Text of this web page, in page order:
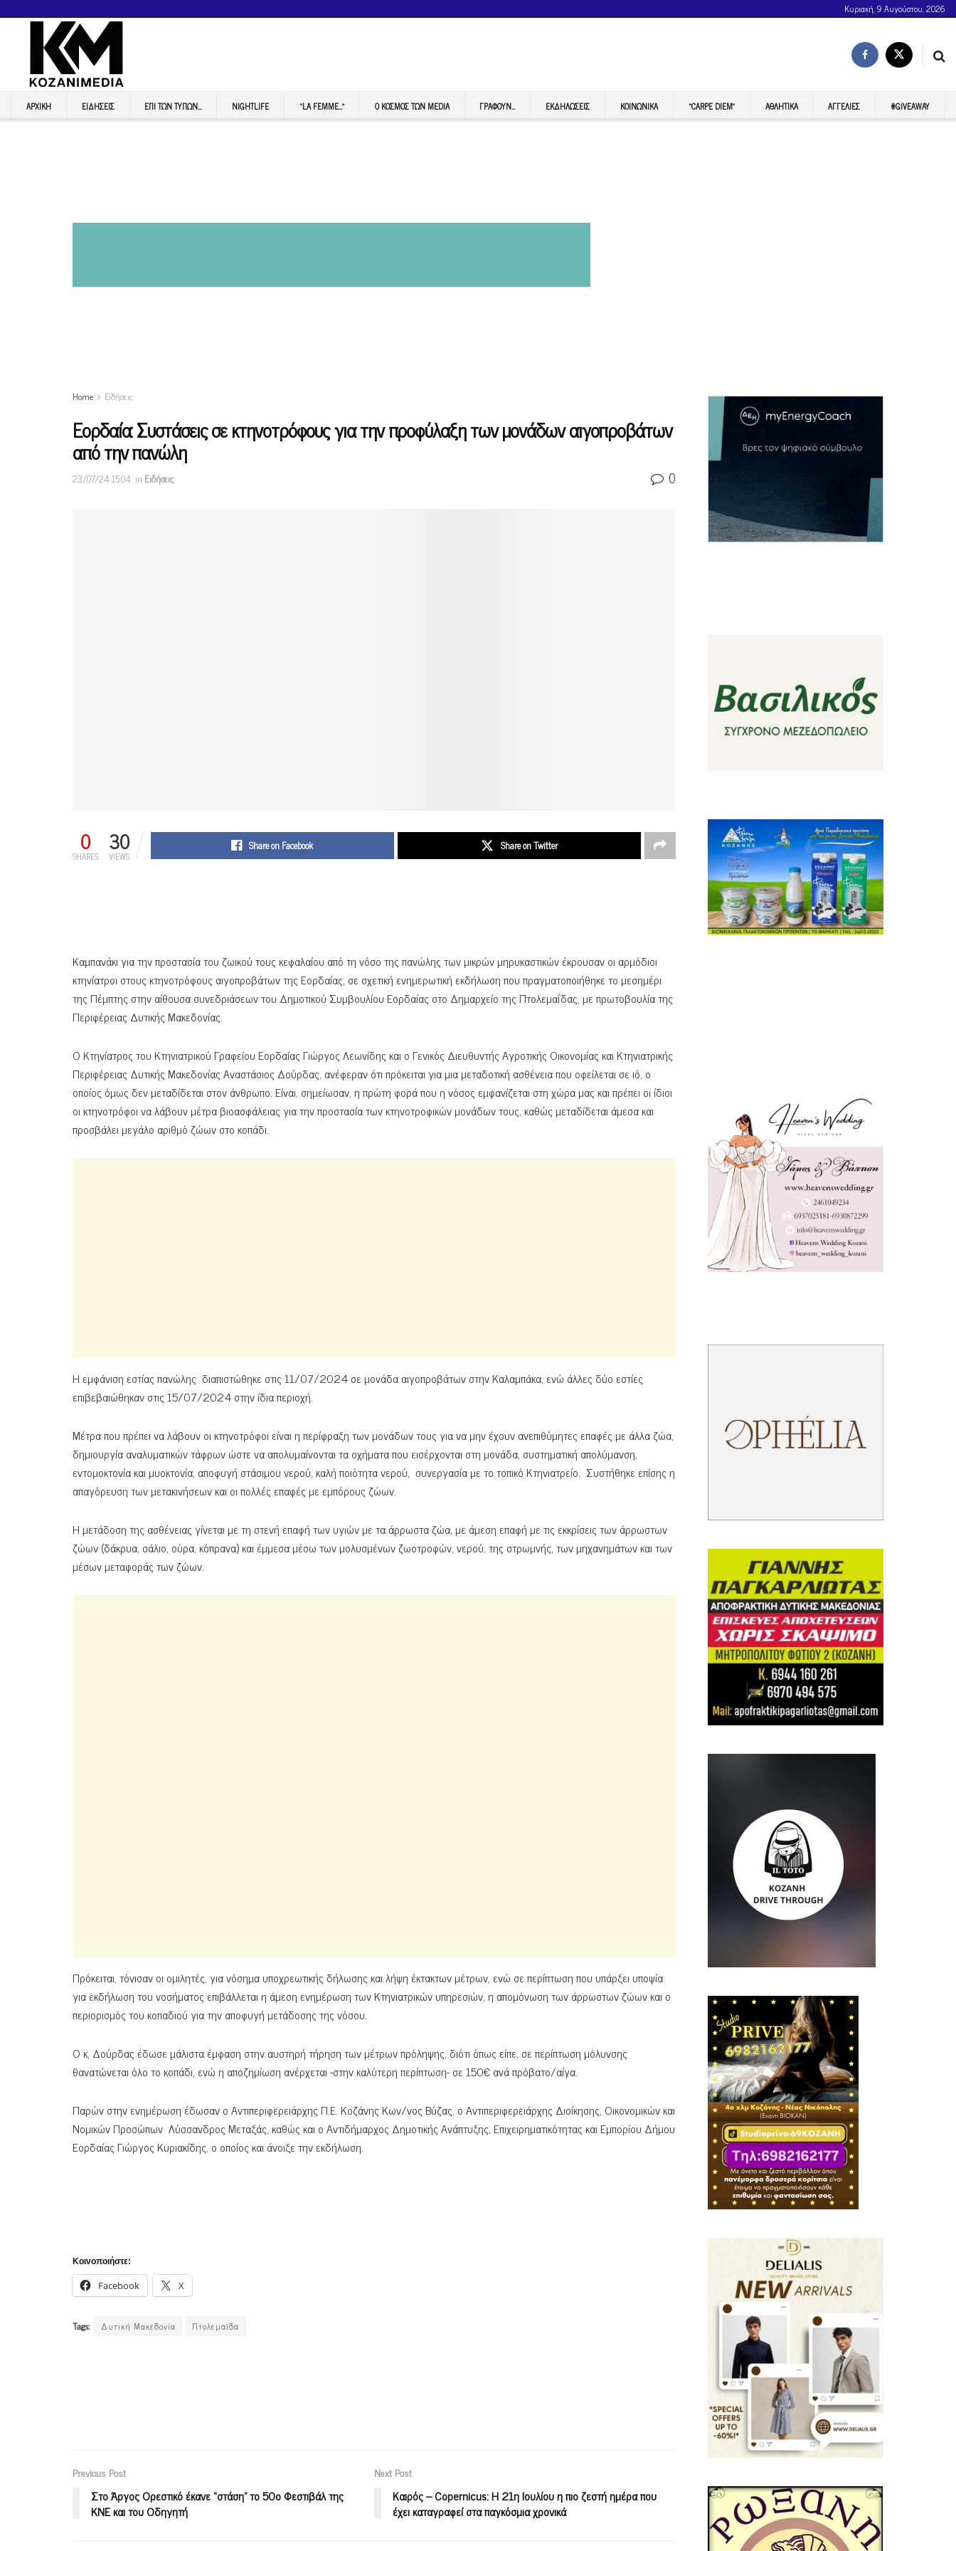
Κυριακή, 9 Αυγούστου, 2026
ΑΡΧΙΚΉ ΕΙΔΉΣΕΙΣ ΕΠI ΤΩΝ ΤΥΠΩΝ… NIGHTLIFE “LA FEMME…” Ο ΚΟΣΜΟΣ ΤΩΝ MEDIA ΓΡΆΦΟΥΝ… ΕΚΔΗΛΏΣΕΙΣ ΚΟΙΝΩΝΙΚΆ “CARPE DIEM” ΑΘΛΗΤΙΚΆ ΑΓΓΕΛΊΕΣ #GIVEAWAY
Home Ειδήσεις
Εορδαία: Συστάσεις σε κτηνοτρόφους για την προφύλαξη των μονάδων αιγοπροβάτων
από την πανώλη
23/07/24 15:04 in Ειδήσεις 0
0
SHARES 30
VIEWS
Share on Facebook Share on Twitter
Καμπανάκι για την προστασία του ζωικού τους κεφαλαίου από τη νόσο της πανώλης των μικρών μηρυκαστικών έκρουσαν οι αρμόδιοι
κτηνίατροι στους κτηνοτρόφους αιγοπροβάτων της Εορδαίας, σε σχετική ενημερωτική εκδήλωση που πραγματοποιήθηκε το μεσημέρι
της Πέμπτης στην αίθουσα συνεδριάσεων του Δημοτικού Συμβουλίου Εορδαίας στο Δημαρχείο της Πτολεμαΐδας, με πρωτοβουλία της
Περιφέρειας Δυτικής Μακεδονίας.
Ο Κτηνίατρος του Κτηνιατρικού Γραφείου Εορδαίας Γιώργος Λεωνίδης και ο Γενικός Διευθυντής Αγροτικής Οικονομίας και Κτηνιατρικής
Περιφέρειας Δυτικής Μακεδονίας Αναστάσιος Δούρδας, ανέφεραν ότι πρόκειται για μια μεταδοτική ασθένεια που οφείλεται σε ιό, ο
οποίος όμως δεν μεταδίδεται στον άνθρωπο. Είναι, σημείωσαν, η πρώτη φορά που η νόσος εμφανίζεται στη χώρα μας και πρέπει οι ίδιοι
οι κτηνοτρόφοι να λάβουν μέτρα βιοασφάλειας για την προστασία των κτηνοτροφικών μονάδων τους, καθώς μεταδίδεται άμεσα και
προσβάλει μεγάλο αριθμό ζώων στο κοπάδι.
Η εμφάνιση εστίας πανώλης διαπιστώθηκε στις 11/07/2024 σε μονάδα αιγοπροβάτων στην Καλαμπάκα, ενώ άλλες δύο εστίες
επιβεβαιώθηκαν στις 15/07/2024 στην ίδια περιοχή.
Μέτρα που πρέπει να λάβουν οι κτηνοτρόφοι είναι η περίφραξη των μονάδων τους για να μην έχουν ανεπιθύμητες επαφές με άλλα ζώα,
δημιουργία αναλυματικών τάφρων ώστε να απολυμαίνονται τα οχήματα που εισέρχονται στη μονάδα, συστηματική απολύμανση,
εντομοκτονία και μυοκτονία, αποφυγή στάσιμου νερού, καλή ποιότητα νερού, συνεργασία με το τοπικό Κτηνιατρείο. Συστήθηκε επίσης η
απαγόρευση των μετακινήσεων και οι πολλές επαφές με εμπόρους ζώων.
Η μετάδοση της ασθένειας γίνεται με τη στενή επαφή των υγιών με τα άρρωστα ζώα, με άμεση επαφή με τις εκκρίσεις των άρρωστων
ζώων (δάκρυα, σάλιο, ούρα, κόπρανα) και έμμεσα μέσω των μολυσμένων ζωοτροφών, νερού, της στρωμνής, των μηχανημάτων και των
μέσων μεταφοράς των ζώων.
Πρόκειται, τόνισαν οι ομιλητές, για νόσημα υποχρεωτικής δήλωσης και λήψη έκτακτων μέτρων, ενώ σε περίπτωση που υπάρξει υποψία
για εκδήλωση του νοσήματος επιβάλλεται η άμεση ενημέρωση των Κτηνιατρικών υπηρεσιών, η απομόνωση των άρρωστων ζώων και ο
περιορισμός του κοπαδιού για την αποφυγή μετάδοσης της νόσου.
Ο κ, Δούρδας έδωσε μάλιστα έμφαση στην αυστηρή τήρηση των μέτρων πρόληψης, διότι όπως είπε, σε περίπτωση μόλυνσης
θανατώνεται όλο το κοπάδι, ενώ η αποζημίωση ανέρχεται -στην καλύτερη περίπτωση- σε 150€ ανά πρόβατο/αίγα.
Παρών στην ενημέρωση έδωσαν ο Αντιπεριφερειάρχης Π.Ε. Κοζάνης Κων/νος Βύζας, ο Αντιπεριφερειάρχης Διοίκησης, Οικονομικών και
Νομικών Προσώπων Λύσσανδρος Μεταξάς, καθώς και ο Αντιδήμαρχος Δημοτικής Ανάπτυξης, Επιχειρηματικότητας και Εμπορίου Δήμου
Εορδαίας Γιώργος Κυριακίδης, ο οποίος και άνοιξε την εκδήλωση.
Κοινοποιήστε:
Facebook X
Tags: Δυτική Μακεδονία Πτολεμαϊδα
Previous Post
Στο Άργος Ορεστικό έκανε “στάση” το 50ο Φεστιβάλ της
ΚΝΕ και του Οδηγητή
Next Post
Καιρός – Copernicus: Η 21η Ιουλίου η πιο ζεστή ημέρα που
έχει καταγραφεί στα παγκόσμια χρονικά